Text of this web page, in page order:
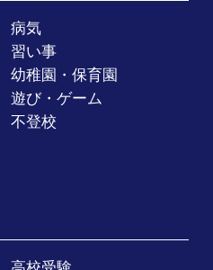
病気
習い事
幼稚園・保育園
遊び・ゲーム
不登校